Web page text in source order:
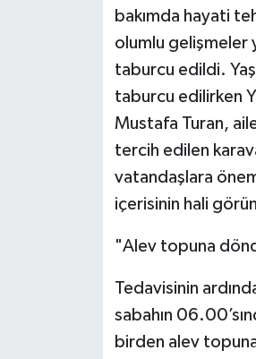
bakımda hayati
olumlu gelişmeler
taburcu edildi.
taburcu edilirken
Mustafa Turan,
tercih edilen
vatandaşlara
içerisinin hali
"Alev topuna
Tedavisinin
sabahın
birden alev